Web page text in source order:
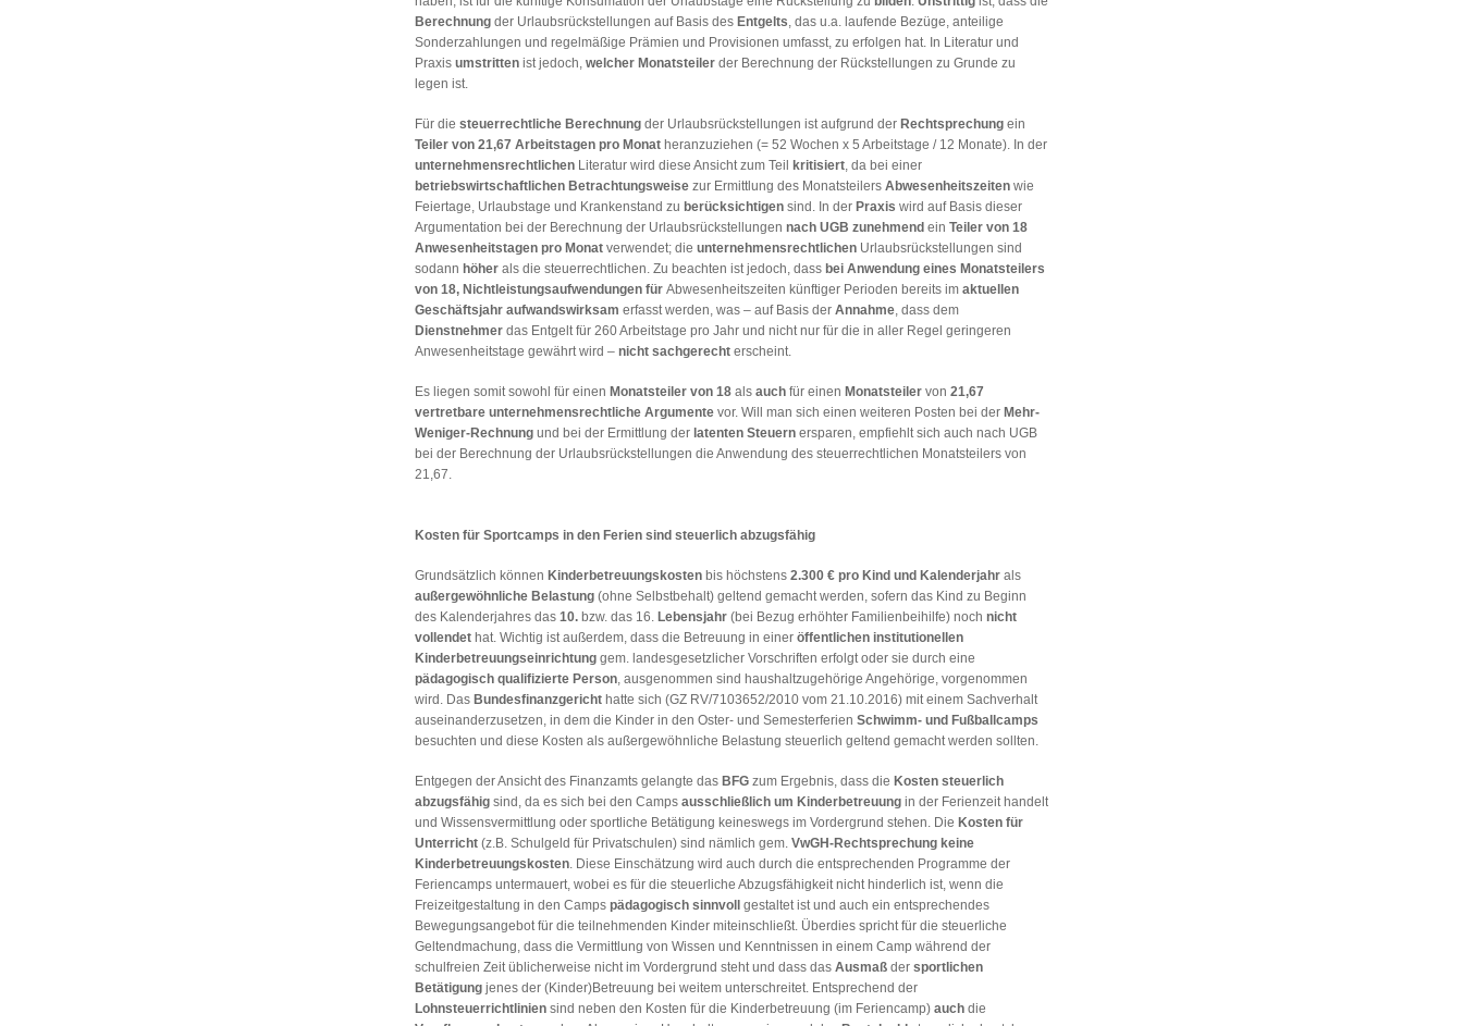
Berechnungder Urlaubsrückstellungen auf Basis des Entgelts , das u.a. laufende Bezüge, anteilige
Sonderzahlungen und regelmäßige Prämien und Provisionen umfasst, zu erfolgen hat. In Literatur und
Praxis umstritten ist jedoch, welcher Monatsteiler der Berechnung der Rückstellungen zu Grunde zu
legen ist.
Für die steuerrechtliche Berechnungder Urlaubsrückstellungen ist aufgrund der Rechtsprechungein
Teiler von 21,67 Arbeitstagen pro Monatheranzuziehen (= 52 Wochen x 5 Arbeitstage / 12 Monate). In der
unternehmensrechtlichenLiteratur wird diese Ansicht zum Teil kritisiert, da bei einer
betriebswirtschaftlichen Betrachtungsweisezur Ermittlung des Monatsteilers Abwesenheitszeiten wie
Feiertage, Urlaubstage und Krankenstand zu berücksichtigensind. In der Praxis wird auf Basis dieser
Argumentation bei der Berechnung der Urlaubsrückstellungen nach UGB zunehmend ein Teiler von 18
Anwesenheitstagen pro Monatverwendet; die unternehmensrechtlichenUrlaubsrückstellungen sind
sodann höherals die steuerrechtlichen. Zu beachten ist jedoch, dass bei Anwendung eines Monatsteilers
von 18, Nichtleistungsaufwendungen für Abwesenheitszeiten künftiger Perioden bereits imaktuellen
Geschäftsjahr aufwandswirksam erfasst werden, was – auf Basis der Annahme, dass dem
Dienstnehmerdas Entgelt für 260 Arbeitstage pro Jahr und nicht nur für die in aller Regel geringeren
Anwesenheitstage gewährt wird – nicht sachgerechterscheint.
Es liegen somit sowohl für einen Monatsteiler von 18 alsauch für einen Monatsteiler von 21,67
vertretbare unternehmensrechtliche Argumentevor. Will man sich einen weiteren Posten bei der Mehr-
Weniger-Rechnungund bei der Ermittlung der latenten Steuernersparen, empfiehlt sich auch nach UGB
bei der Berechnung der Urlaubsrückstellungen die Anwendung des steuerrechtlichen Monatsteilers von
21,67.
Kosten für Sportcamps in den Ferien sind steuerlich abzugsfähig
Grundsätzlich können Kinderbetreuungskostenbis höchstens 2.300 € pro Kind und Kalenderjahrals
außergewöhnliche Belastung(ohne Selbstbehalt) geltend gemacht werden, sofern das Kind zu Beginn
des Kalenderjahres das 10.bzw. das 16. Lebensjahr(bei Bezug erhöhter Familienbeihilfe) noch nicht
vollendethat. Wichtig ist außerdem, dass die Betreuung in einer öffentlichen institutionellen
Kinderbetreuungseinrichtunggem. landesgesetzlicher Vorschriften erfolgt oder sie durch eine
pädagogisch qualifizierte Person, ausgenommen sind haushaltzugehörige Angehörige, vorgenommen
wird. Das Bundesfinanzgerichthatte sich (GZ RV/7103652/2010 vom 21.10.2016) mit einem Sachverhalt
auseinanderzusetzen, in dem die Kinder in den Oster- und Semesterferien Schwimm- und Fußballcamps
besuchten und diese Kosten als außergewöhnliche Belastung steuerlich geltend gemacht werden sollten.
Entgegen der Ansicht des Finanzamts gelangte das BFGzum Ergebnis, dass die Kosten steuerlich
abzugsfähigsind, da es sich bei den Camps ausschließlich um Kinderbetreuungin der Ferienzeit handelt
und Wissensvermittlung oder sportliche Betätigung keineswegs im Vordergrund stehen. Die Kosten für
Unterricht(z.B. Schulgeld für Privatschulen) sind nämlich gem. VwGH-Rechtsprechung keine
Kinderbetreuungskosten. Diese Einschätzung wird auch durch die entsprechenden Programme der
Feriencamps untermauert, wobei es für die steuerliche Abzugsfähigkeit nicht hinderlich ist, wenn die
Freizeitgestaltung in den Camps pädagogisch sinnvollgestaltet ist und auch ein entsprechendes
Bewegungsangebot für die teilnehmenden Kinder miteinschließt. Überdies spricht für die steuerliche
Geltendmachung, dass die Vermittlung von Wissen und Kenntnissen in einem Camp während der
schulfreien Zeit üblicherweise nicht im Vordergrund steht und dass das Ausmaßder sportlichen
Betätigungjenes der (Kinder)Betreuung bei weitem unterschreitet. Entsprechend der
Lohnsteuerrichtliniensind neben den Kosten für die Kinderbetreuung (im Feriencamp) auchdie